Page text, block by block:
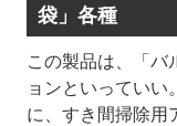
袋」各種
この製品は、「バ
ョンといっていい
に、すき間掃除用